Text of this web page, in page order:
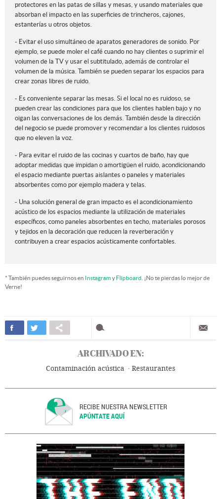
protectores en las patas de sillas y mesas, y usando materiales que
absorban el impacto en las superficies de trincheros, cajones,
estanterías u otros objetos.
- Evitar el uso simultáneo de aparatos generadores de sonido. Por
ejemplo, se puede moler el café cuando no hay clientes o suprimir el
volumen de la TV y usar el subtitulado, además de controlar el
volumen de la música. También se pueden separar los espacios para
crear zonas libres de ruido.
- Es conveniente separar las mesas. Si el local no es ruidoso, se
pueden crear las condiciones para que los clientes hablen bajo y no
oigan las conversaciones de los demás. También desde la dirección
del negocio se puede promover y recomendar a los clientes ruidosos
que no eleven la voz.
- Para evitar el ruido de las cocinas y cuartos de baño, hay que
adoptar medidas que impidan o amortigüen el ruido, acondicionando
el espacio mediante puertas aislantes o paneles y materiales
absorbentes como por ejemplo madera y telas.
- Una solución general de gran impacto es el acondicionamiento
acústico de los espacios mediante la utilización de materiales
específicos, como paneles absorbentes en techo, materiales porosos
y tejidos en la decoración que reducen la reverberación y
contribuyen a crear espacios acústicamente confortables.
* También puedes seguirnos en Instagramy Flipboard . ¡No te pierdas lo mejor de
Verne!
ARCHIVADO EN:
Contaminación acústica Restaurantes
RECIBE NUESTRA NEWSLETTER
APÚNTATE AQUÍ